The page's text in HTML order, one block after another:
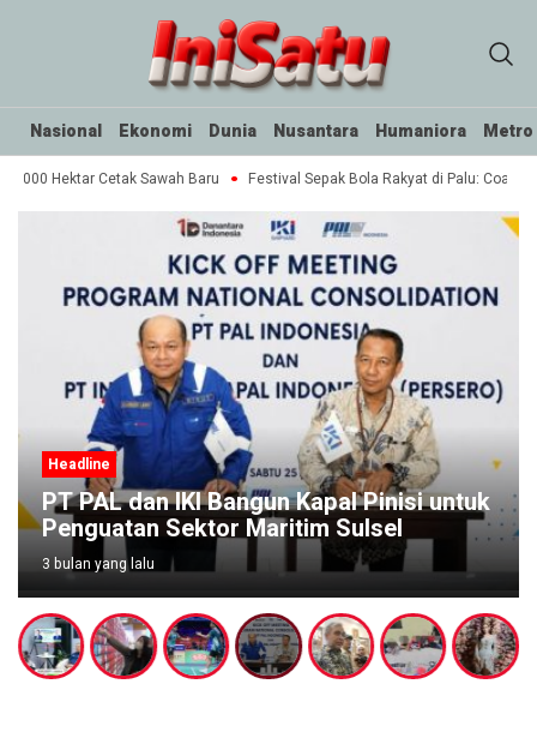
Nasional Ekonomi Dunia Nusantara Humaniora Metro
Hektar Cetak Sawah Baru Festival Sepak Bola Rakyat di Palu:
Headline
PT PAL dan IKI Bangun Kapal Pinisi untuk
Penguatan Sektor Maritim Sulsel
3 bulan yang lalu